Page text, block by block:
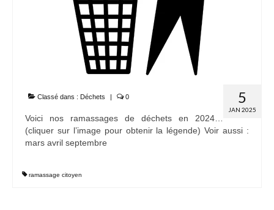
5
JAN 2025
Classé dans : Déchets | 0
Voici nos ramassages de déchets en 2024…
(cliquer sur l’image pour obtenir la légende) Voir aussi :
mars avril septembre
ramassage citoyen